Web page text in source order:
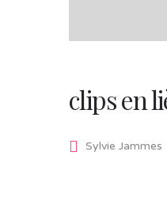
clips en
Sylvie Jammes